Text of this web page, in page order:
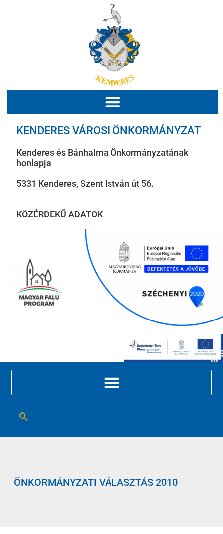
KENDERES VÁROSI ÖNKORMÁNYZAT
Kenderes és Bánhalma Önkormányzatának
honlapja
5331 Kenderes, Szent István út 56.
KÖZÉRDEKŰ ADATOK
ÖNKORMÁNYZATI VÁLASZTÁS 2010